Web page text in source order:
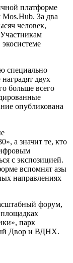
платформе
Mos.Hub. За два
человек,
специально
двух
больше всего
опубликована
а значит те, кто
с экспозицией.
вспомнят азы
направлениях
форум,
парк
Двор и ВДНХ.